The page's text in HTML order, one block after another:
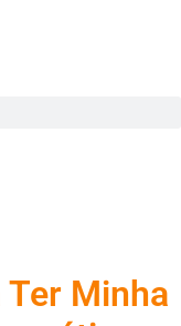
Minha